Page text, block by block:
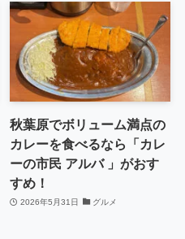
秋葉原でボリューム満点の
カレーを食べるなら「カレ
ーの市民 アルバ 」がおす
すめ！
2026年5月31日 グルメ